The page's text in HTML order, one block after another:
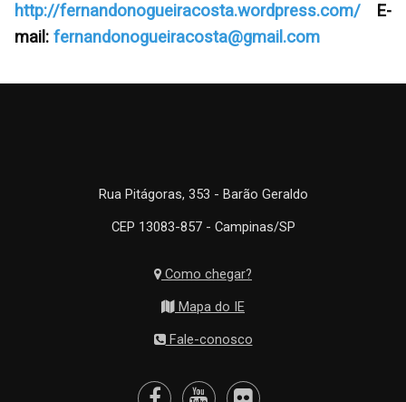
http://fernandonogueiracosta.wordpress.com/ E-
mail: fernandonogueiracosta@gmail.com
Rua Pitágoras, 353 - Barão Geraldo
CEP 13083-857 - Campinas/SP
Como chegar?
Mapa do IE
Fale-conosco